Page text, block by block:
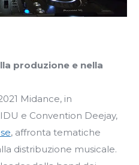
produzione e nella
Midance, in
e Convention Deejay,
, affronta tematiche
distribuzione musicale.